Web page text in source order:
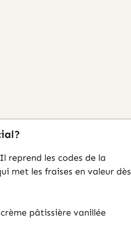
reprend les codes de la
met les fraises en valeur dès
pâtissière vanillée